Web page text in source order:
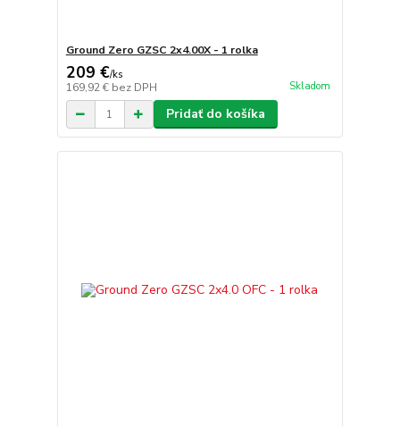
Ground Zero GZSC 2x4.00X - 1 rolka
209 €/ks
169,92 € bez DPH Skladom
Pridať do košíka